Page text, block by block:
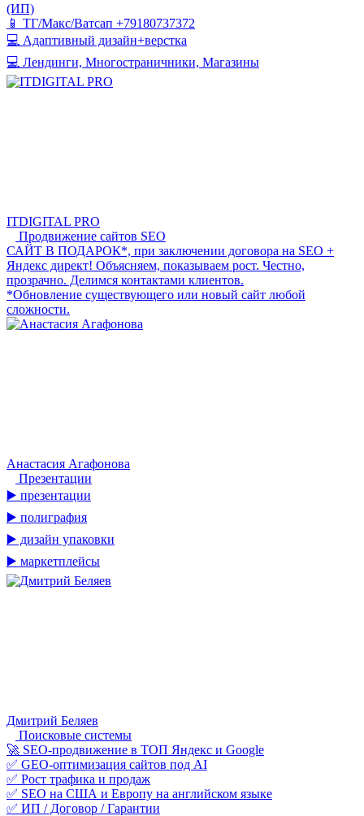
(ИП)
📱 ТГ/Макс/Ватсап +79180737372
💻 Адаптивный дизайн+верстка
💻 Лендинги, Многостраничники, Магазины
ITDIGITAL PRO
Продвижение сайтов SEO
САЙТ В ПОДАРОК*, при заключении договора на SEO +
Яндекс директ! Объясняем, показываем рост. Честно,
прозрачно. Делимся контактами клиентов.
*Обновление существующего или новый сайт любой
сложности.
Анастасия Агафонова
Презентации
▶️ презентации
▶️ полиграфия
▶️ дизайн упаковки
▶️ маркетплейсы
Дмитрий Беляев
Поисковые системы
🚀 SEO-продвижение в ТОП Яндекс и Google
✅ GEO-оптимизация сайтов под AI
✅ Рост трафика и продаж
✅ SEO на США и Европу на английском языке
✅ ИП / Договор / Гарантии